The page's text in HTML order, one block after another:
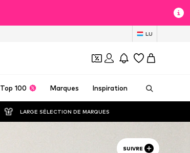
LU
Top 100 Marques Inspiration
LARGE SÉLECTION DE MARQUES
SUIVRE